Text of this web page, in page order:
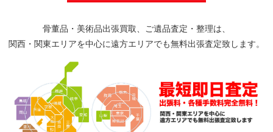
骨董品・美術品出張買取、ご遺品査定・整理は、
関西・関東エリアを中心に遠方エリアでも無料出張査定致します。